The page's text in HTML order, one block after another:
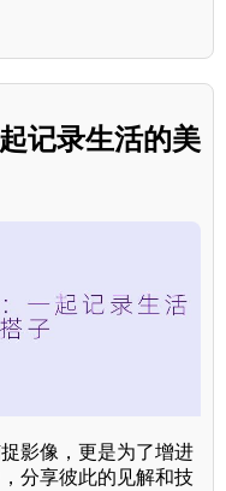
记录生活的美
影像，更是为了增进
分享彼此的见解和技